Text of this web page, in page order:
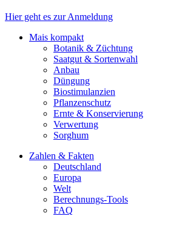
Hier geht es zur Anmeldung
Mais kompakt
Botanik & Züchtung
Saatgut & Sortenwahl
Anbau
Düngung
Biostimulanzien
Pflanzenschutz
Ernte & Konservierung
Verwertung
Sorghum
Zahlen & Fakten
Deutschland
Europa
Welt
Berechnungs-Tools
FAQ